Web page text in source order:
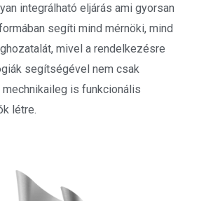
integrálható eljárás ami gyorsan
segíti mind mérnöki, mind
mivel a rendelkezésre
segítségével nem csak
is funkcionális
létre.